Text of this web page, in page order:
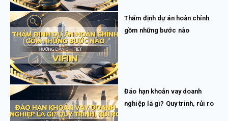
Thẩm định dự án hoàn chỉnh
gồm những bước nào
Đáo hạn khoản vay doanh
nghiệp là gì? Quy trình, rủi ro